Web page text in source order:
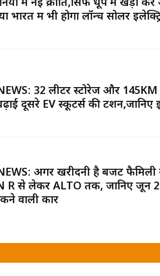
में नई क्रांति,सिर्फ धूप में खड़ा
भारत में भी होगा लॉन्च सोलर
32 लीटर स्टोरेज और
दूसरे EV स्कूटर्स की टेंशन,जानिए
अगर खरीदनी है बजट
R से लेकर ALTO तक, जानिए जून
वाली कारें